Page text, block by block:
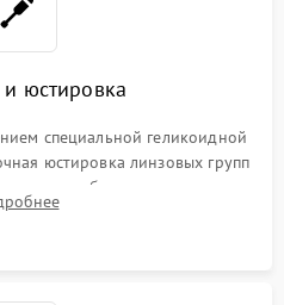
юстировка
специальной геликоидной
юстировка линзовых групп
способом для устранения
бэк